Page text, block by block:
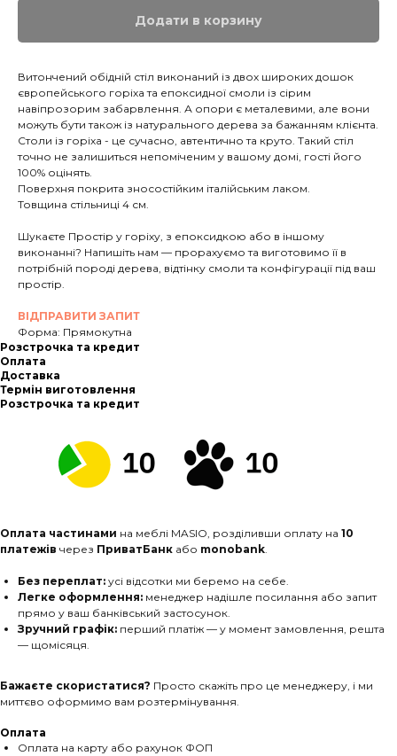
Додати в корзину
Витончений обідній стіл виконаний із двох широких дошок
європейського горіха та епоксидної смоли із сірим
навіпрозорим забарвлення. А опори є металевими, але вони
можуть бути також із натурального дерева за бажанням клієнта.
Столи із горіха - це сучасно, автентично та круто. Такий стіл
точно не залишиться непоміченим у вашому домі, гості його
100% оцінять.
Поверхня покрита зносостійким італійським лаком.
Товщина стільниці 4 см.
Шукаєте Простір у горіху, з епоксидкою або в іншому
виконанні? Напишіть нам — прорахуємо та виготовимо її в
потрібній породі дерева, відтінку смоли та конфігурації під ваш
простір.
ВІДПРАВИТИ ЗАПИТ
Форма: Прямокутна
Розстрочка та кредит
Оплата
Доставка
Термін виготовлення
Розстрочка та кредит
Оплата частинами на меблі MASIO, розділивши оплату на 10
платежів через ПриватБанк або monobank.
Без переплат: усі відсотки ми беремо на себе.
Легке оформлення: менеджер надішле посилання або запит
прямо у ваш банківський застосунок.
Зручний графік: перший платіж — у момент замовлення, решта
— щомісяця.
Бажаєте скористатися? Просто скажіть про це менеджеру, і ми
миттєво оформимо вам розтермінування.
Оплата
Оплата на карту або рахунок ФОП